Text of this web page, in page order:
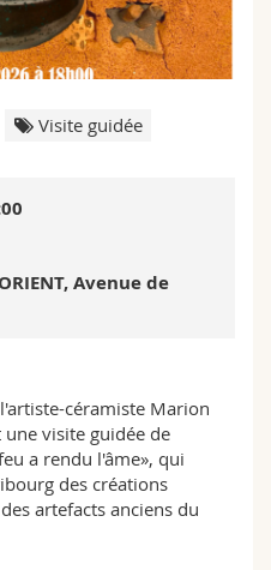
Visite guidée
Avenue de
l'artiste-céramiste Marion
visite guidée de
a rendu l'âme», qui
des créations
artefacts anciens du